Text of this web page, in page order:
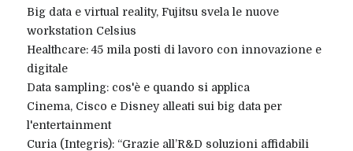
Big data e virtual reality, Fujitsu svela le nuove
workstation Celsius
Healthcare: 45 mila posti di lavoro con innovazione e
digitale
Data sampling: cos'è e quando si applica
Cinema, Cisco e Disney alleati sui big data per
l'entertainment
Curia (Integris): “Grazie all’R&D soluzioni affidabili